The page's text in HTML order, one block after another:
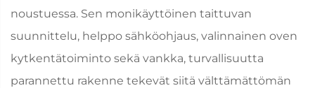
noustuessa. Sen monikäyttöinen taittuvan
suunnittelu, helppo sähköohjaus, valinnainen oven
kytkentätoiminto sekä vankka, turvallisuutta
parannettu rakenne tekevät siitä välttämättömän